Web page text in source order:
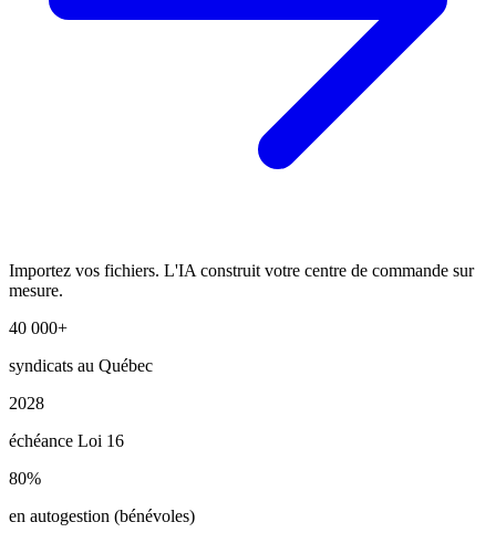
Importez vos fichiers. L'IA construit votre centre de commande sur
mesure.
40 000+
syndicats au Québec
2028
échéance Loi 16
80%
en autogestion (bénévoles)